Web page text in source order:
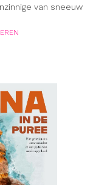
van sneeuw